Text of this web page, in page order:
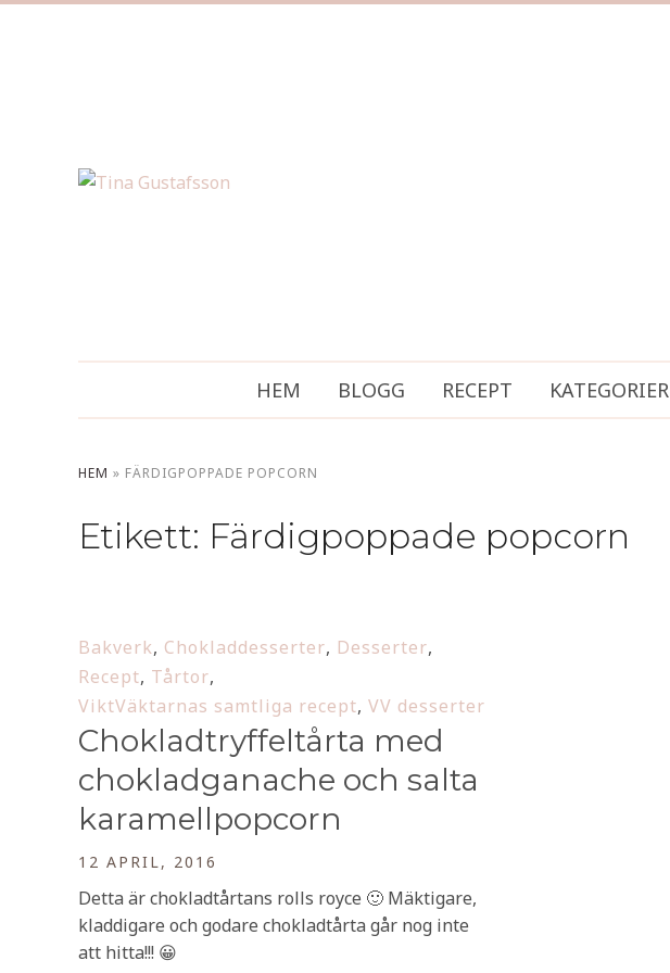
HEM BLOGG RECEPT KATEGORIER
HEM » FÄRDIGPOPPADE POPCORN
Etikett: Färdigpoppade popcorn
Bakverk, Chokladdesserter, Desserter,
Recept, Tårtor,
ViktVäktarnas samtliga recept, VV desserter
Chokladtryffeltårta med
chokladganache och salta
karamellpopcorn
12 APRIL, 2016
Detta är chokladtårtans rolls royce 🙂 Mäktigare,
kladdigare och godare chokladtårta går nog inte
att hitta!!! 😀